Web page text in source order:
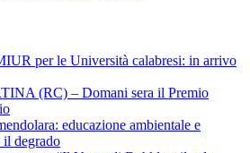
per le Università calabresi: in arrivo
(RC) – Domani sera il Premio
educazione ambientale e
il degrado